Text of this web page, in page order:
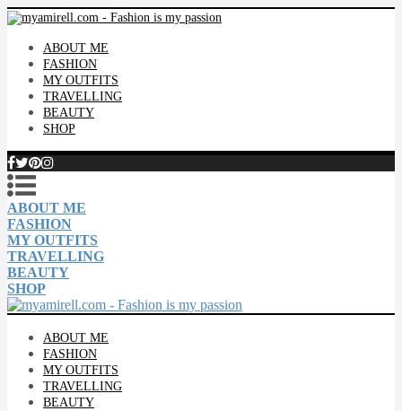
ABOUT ME
FASHION
MY OUTFITS
TRAVELLING
BEAUTY
SHOP
ABOUT ME
FASHION
MY OUTFITS
TRAVELLING
BEAUTY
SHOP
ABOUT ME
FASHION
MY OUTFITS
TRAVELLING
BEAUTY